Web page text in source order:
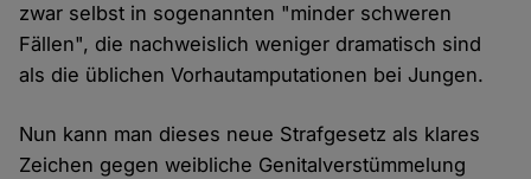
zwar selbst in sogenannten "minder schweren
Fällen", die nachweislich weniger dramatisch sind
als die üblichen Vorhautamputationen bei Jungen.
Nun kann man dieses neue Strafgesetz als klares
Zeichen gegen weibliche Genitalverstümmelung